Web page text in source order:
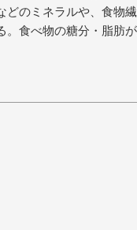
のミネラルや、食物
。食べ物の糖分・脂肪